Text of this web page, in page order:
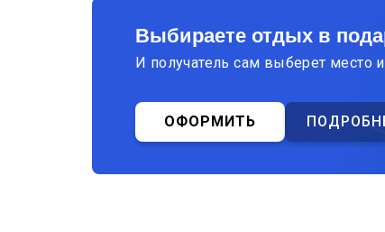
Выбираете отдых в
И получатель сам выберет место
ОФОРМИТЬ